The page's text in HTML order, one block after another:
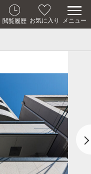
閲覧履歴 お気に入り メニュー